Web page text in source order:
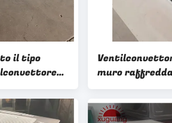
il tipo
muro
FCU della
dell'acqua di